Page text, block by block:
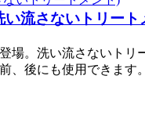
流さないトリート
場。洗い流さないト
、後にも使用できます